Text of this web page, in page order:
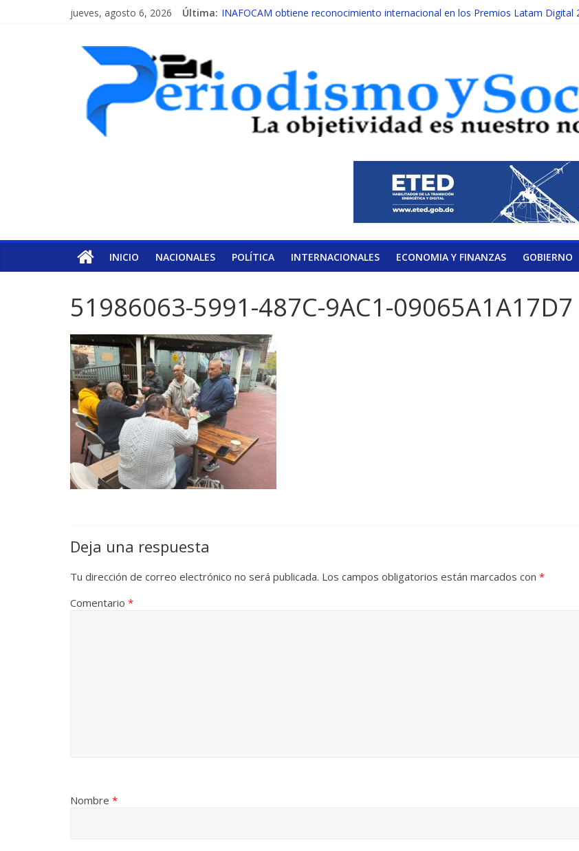
jueves, agosto 6, 2026 Última: INAFOCAM obtiene reconocimiento internacional en los Premios Latam Digital
MESCyT presenta calendario de Consulta Nacional por la Educación
INICIO NACIONALES POLÍTICA INTERNACIONALES ECONOMIA Y FINANZAS GOBIERNO
51986063-5991-487C-9AC1-09065A1A17D7
Deja una respuesta
Tu dirección de correo electrónico no será publicada. Los campos obligatorios están marcados con *
Comentario *
Nombre *